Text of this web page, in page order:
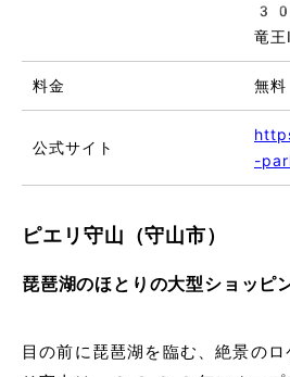
30
竜
料金 無料
公式サイト
-
ピエリ守山（守山市）
琵琶湖のほとりの大型ショッピ
目の前に琵琶湖を臨む、絶景の